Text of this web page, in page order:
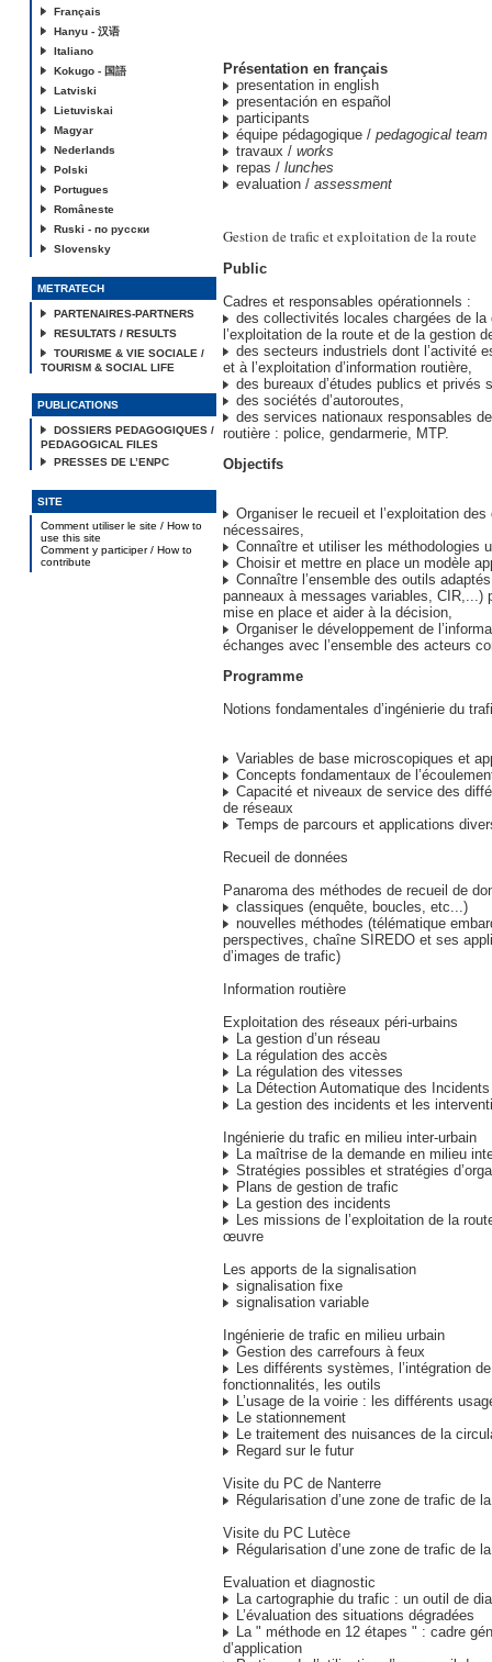
Français
Hanyu - 汉语
Italiano
Kokugo - 国語
Latviski
Lietuviskai
Magyar
Nederlands
Polski
Portugues
Româneste
Ruski - по русски
Slovensky
METRATECH
PARTENAIRES-PARTNERS
RESULTATS / RESULTS
TOURISME & VIE SOCIALE /
TOURISM & SOCIAL LIFE
PUBLICATIONS
DOSSIERS PEDAGOGIQUES /
PEDAGOGICAL FILES
PRESSES DE L’ENPC
SITE
Comment utiliser le site / How to
use this site
Comment y participer / How to
contribute
Présentation en français
presentation in english
presentación en español
participants
équipe pédagogique / pedagogical team
travaux / works
repas / lunches
evaluation / assessment
Gestion de trafic et exploitation de la route
Public
Cadres et responsables opérationnels :
des collectivités locales chargées de la
l’exploitation de la route et de la gestion
des secteurs industriels dont l’activité
et à l’exploitation d’information routière,
des bureaux d’études publics et privés
des sociétés d’autoroutes,
des services nationaux responsables
routière : police, gendarmerie, MTP.
Objectifs
Organiser le recueil et l’exploitation des
nécessaires,
Connaître et utiliser les méthodologies
Choisir et mettre en place un modèle
Connaître l’ensemble des outils
panneaux à messages variables, CIR,...)
mise en place et aider à la décision,
Organiser le développement de
échanges avec l’ensemble des acteurs
Programme
Notions fondamentales d’ingénierie du
Variables de base microscopiques et
Concepts fondamentaux de
Capacité et niveaux de service des
de réseaux
Temps de parcours et applications
Recueil de données
Panaroma des méthodes de recueil de
classiques (enquête, boucles, etc...)
nouvelles méthodes (télématique
perspectives, chaîne SIREDO et ses
d’images de trafic)
Information routière
Exploitation des réseaux péri-urbains
La gestion d’un réseau
La régulation des accès
La régulation des vitesses
La Détection Automatique des Incidents
La gestion des incidents et les
Ingénierie du trafic en milieu inter-urbain
La maîtrise de la demande en milieu
Stratégies possibles et stratégies
Plans de gestion de trafic
La gestion des incidents
Les missions de l’exploitation de la
œuvre
Les apports de la signalisation
signalisation fixe
signalisation variable
Ingénierie de trafic en milieu urbain
Gestion des carrefours à feux
Les différents systèmes, l’intégration
fonctionnalités, les outils
L’usage de la voirie : les différents
Le stationnement
Le traitement des nuisances de la
Regard sur le futur
Visite du PC de Nanterre
Régularisation d’une zone de trafic de
Visite du PC Lutèce
Régularisation d’une zone de trafic de
Evaluation et diagnostic
La cartographie du trafic : un outil de
L’évaluation des situations dégradées
La " méthode en 12 étapes " : cadre
d’application